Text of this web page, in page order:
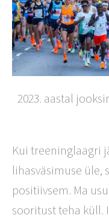
2023. aastal
Kui treeninglaagri
lihasväsimuse üle,
positiivsem. Ma
sooritust teha küll.